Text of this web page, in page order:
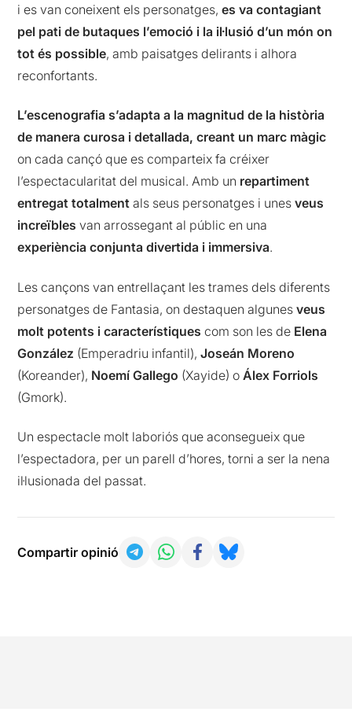
i es van coneixent els personatges,es va contagiant
pel pati de butaques l’emoció i la il·lusió d’un món on
tot és possible, amb paisatges delirants i alhora
reconfortants.
L’escenografia s’adapta a la magnitud de la història
de manera curosa i detallada, creant un marc màgic
on cada cançó que es comparteix fa créixer
l’espectacularitat del musical. Amb un repartiment
entregat totalment als seus personatges i unesveus
increïbles van arrossegant al públic en una
experiència conjunta divertida i immersiva.
Les cançons van entrellaçant les trames dels diferents
personatges de Fantasia, on destaquen algunesveus
molt potents i característiques com son les de Elena
González (Emperadriu infantil),Joseán Moreno
(Koreander), Noemí Gallego (Xayide) oÁlex Forriols
(Gmork).
Un espectacle molt laboriós que aconsegueix que
l’espectadora, per un parell d’hores, torni a ser la nena
il·lusionada del passat.
Compartir opinió